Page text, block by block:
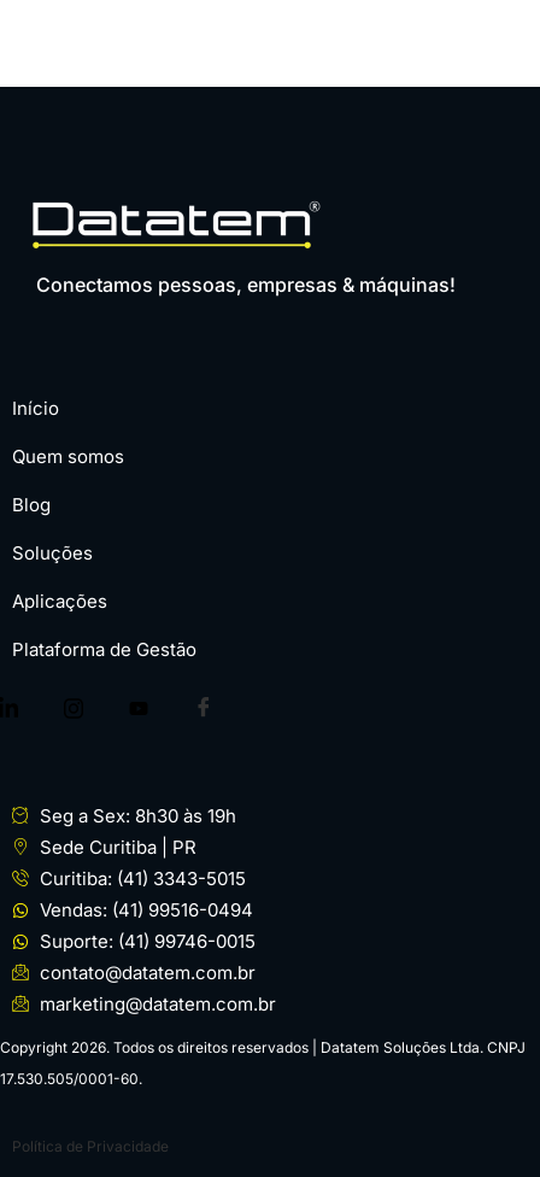
Conectamos pessoas, empresas & máquinas!
Início
Quem somos
Blog
Soluções
Aplicações
Plataforma de Gestão
Seg a Sex: 8h30 às 19h
Sede Curitiba | PR
Curitiba: (41) 3343-5015
Vendas: (41) 99516-0494
Suporte: (41) 99746-0015
contato@datatem.com.br
marketing@datatem.com.br
Copyright 2026. Todos os direitos reservados | Datatem Soluções Ltda. CNPJ
17.530.505/0001-60.
Política de Privacidade